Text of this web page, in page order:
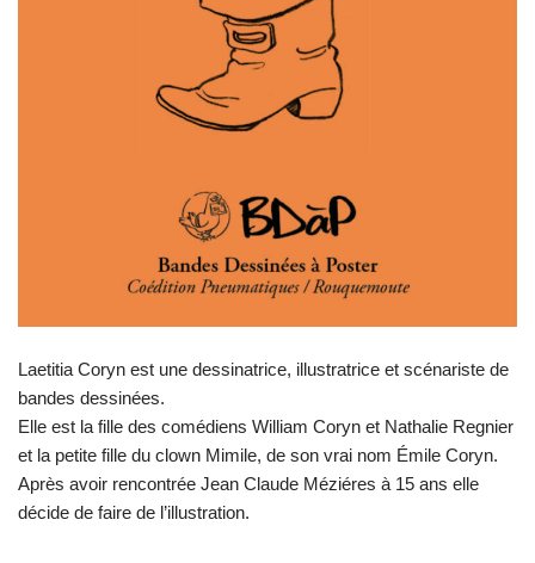
Laetitia Coryn est une dessinatrice, illustratrice et scénariste de
bandes dessinées.
Elle est la fille des comédiens William Coryn et Nathalie Regnier
et la petite fille du clown Mimile, de son vrai nom Émile Coryn.
Après avoir rencontrée Jean Claude Méziéres à 15 ans elle
décide de faire de l’illustration.